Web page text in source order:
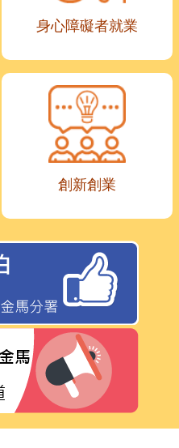
身心障礙者就業
創新創業